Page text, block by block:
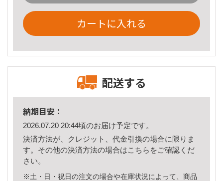
カートに入れる
配送する
納期目安：
2026.07.20 20:44頃のお届け予定です。
決済方法が、クレジット、代金引換の場合に限りま
す。その他の決済方法の場合はこちら をご確認くだ
さい。
※土・日・祝日の注文の場合や在庫状況によって、商品